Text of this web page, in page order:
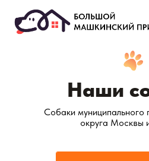
Cобаки муниципального
округа Москвы
Наши